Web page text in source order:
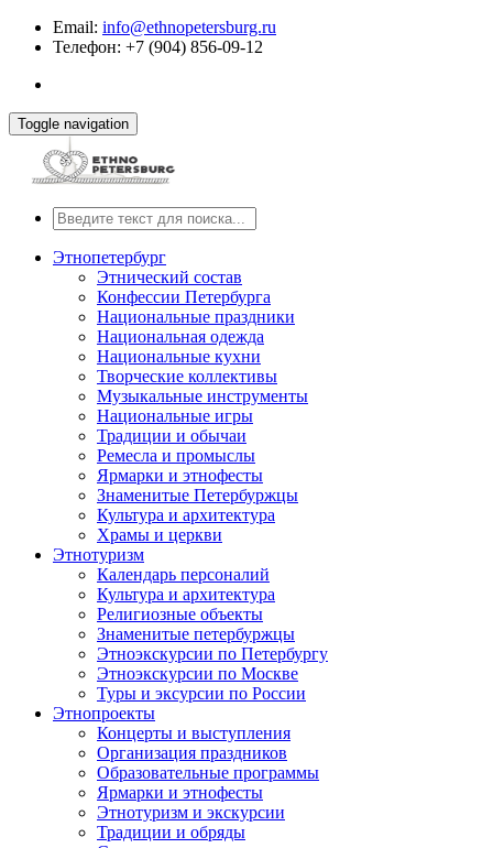
Email: info@ethnopetersburg.ru
Телефон: +7 (904) 856-09-12
Toggle navigation
Этнопетербург
Этнический состав
Конфессии Петербурга
Национальные праздники
Национальная одежда
Национальные кухни
Творческие коллективы
Музыкальные инструменты
Национальные игры
Традиции и обычаи
Ремесла и промыслы
Ярмарки и этнофесты
Знаменитые Петербуржцы
Культура и архитектура
Храмы и церкви
Этнотуризм
Календарь персоналий
Культура и архитектура
Религиозные объекты
Знаменитые петербуржцы
Этноэкскурсии по Петербургу
Этноэкскурсии по Москве
Туры и эксурсии по России
Этнопроекты
Концерты и выступления
Организация праздников
Образовательные программы
Ярмарки и этнофесты
Этнотуризм и экскурсии
Традиции и обряды